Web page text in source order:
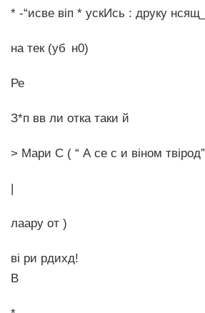
* -“исве віп * ускИсь : друку
на тек (уб н0)
Ре
З*п­ вв ли отка таки й
> Мари С ( “ А се с и віном
|
лаару от )
ві ри рдихд!
В